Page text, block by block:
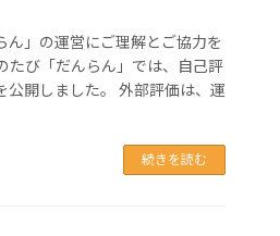
ん」の運営にご理解とご協力を
たび「だんらん」では、自己評
開しました。 外部評価は、運
続きを読む